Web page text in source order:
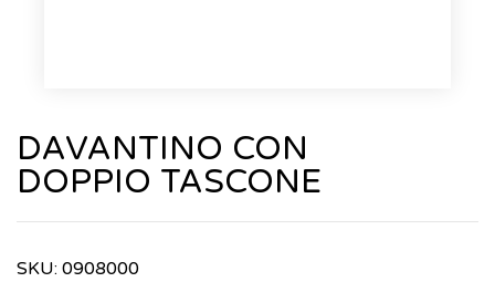
DAVANTINO CON
DOPPIO TASCONE
SKU: 0908000